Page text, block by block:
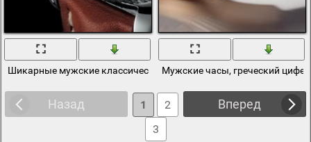
Шикарные мужские классические часыМужские часы, греческий
Назад Вперед
1
2
3